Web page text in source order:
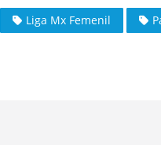
Liga Mx Femenil